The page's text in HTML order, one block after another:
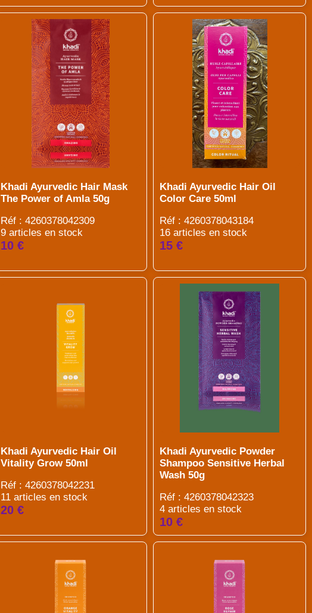
Khadi Ayurvedic Hair Mask
The Power of Amla 50g
Réf : 4260378042309
9 articles en stock
10 €
Khadi Ayurvedic Hair Oil
Color Care 50ml
Réf : 4260378043184
16 articles en stock
15 €
Khadi Ayurvedic Hair Oil
Vitality Grow 50ml
Réf : 4260378042231
11 articles en stock
20 €
Khadi Ayurvedic Powder
Shampoo Sensitive Herbal
Wash 50g
Réf : 4260378042323
4 articles en stock
10 €